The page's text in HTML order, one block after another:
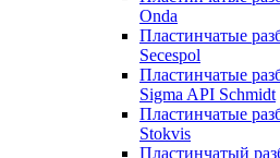
Onda
Пластинчатые
Secespol
Пластинчатые
Sigma API Schmidt
Пластинчатые
Stokvis
Пластинчатый